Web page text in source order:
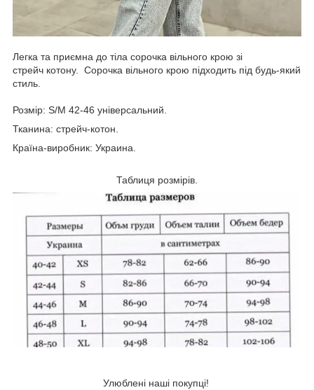
Легка та приємна до тіла сорочка вільного крою зі
стрейч котону. Сорочка вільного крою підходить під будь-який
стиль.
Розмір: S/M 42-46 універсальний.
Тканина: стрейч-котон.
Країна-виробник: Украина.
Таблиця розмірів.
Улюблені наші покупці!